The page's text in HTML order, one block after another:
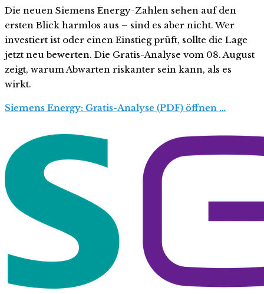
Die neuen Siemens Energy-Zahlen sehen auf den
ersten Blick harmlos aus – sind es aber nicht. Wer
investiert ist oder einen Einstieg prüft, sollte die Lage
jetzt neu bewerten. Die Gratis-Analyse vom 08. August
zeigt, warum Abwarten riskanter sein kann, als es
wirkt.
Siemens Energy: Gratis-Analyse (PDF) öffnen …